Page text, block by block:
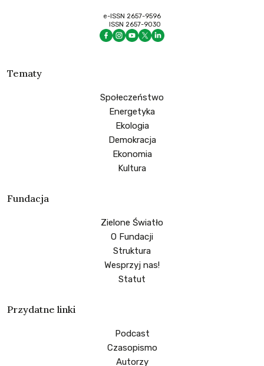
e-ISSN 2657-9596
ISSN 2657-9030
Tematy
Społeczeństwo
Energetyka
Ekologia
Demokracja
Ekonomia
Kultura
Fundacja
Zielone Światło
O Fundacji
Struktura
Wesprzyj nas!
Statut
Przydatne linki
Podcast
Czasopismo
Autorzy